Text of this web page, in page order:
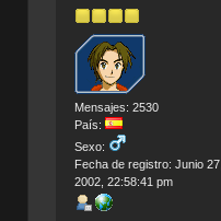
Mensajes: 2530
País:
Sexo:
Fecha de registro: Junio 27,
2002, 22:58:41 pm